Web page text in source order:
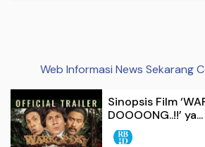
Web Informasi News Sekarang
Sinopsis Film
DOOOONG..!!’ ya...